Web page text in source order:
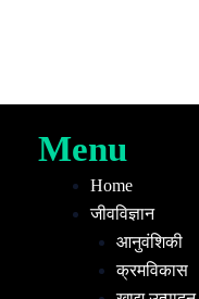
Menu
Home
जीवविज्ञान
आनुवंशिकी
क्रमविकास